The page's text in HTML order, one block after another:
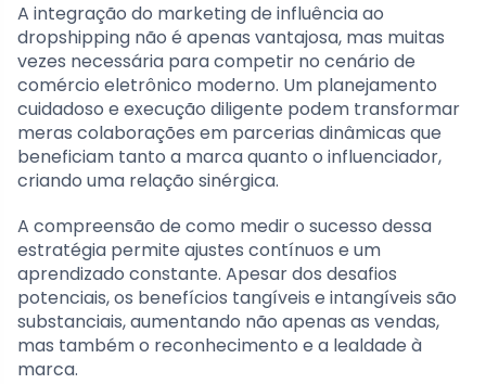
A integração do marketing de influência ao
dropshipping não é apenas vantajosa, mas muitas
vezes necessária para competir no cenário de
comércio eletrônico moderno. Um planejamento
cuidadoso e execução diligente podem transformar
meras colaborações em parcerias dinâmicas que
beneficiam tanto a marca quanto o influenciador,
criando uma relação sinérgica.
A compreensão de como medir o sucesso dessa
estratégia permite ajustes contínuos e um
aprendizado constante. Apesar dos desafios
potenciais, os benefícios tangíveis e intangíveis são
substanciais, aumentando não apenas as vendas,
mas também o reconhecimento e a lealdade à
marca.